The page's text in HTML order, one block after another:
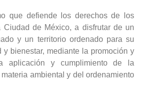
que defiende los derechos de los
Ciudad de México, a disfrutar de un
y un territorio ordenado para su
y bienestar, mediante la promoción y
aplicación y cumplimiento de la
ambiental y del ordenamiento